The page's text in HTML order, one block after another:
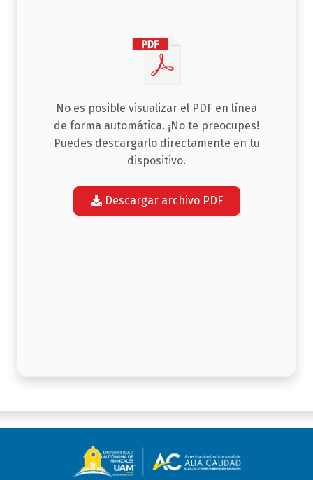
No es posible visualizar el PDF en línea
de forma automática. ¡No te preocupes!
Puedes descargarlo directamente en tu
dispositivo.
Descargar archivo PDF